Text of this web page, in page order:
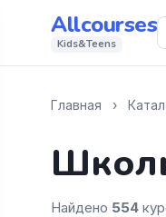
Allcourses
Kids&Teens
Главная ›
Найдено 554